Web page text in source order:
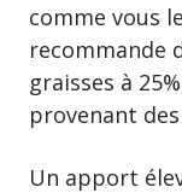
comme vous
recommande
graisses à
provenant
Un apport